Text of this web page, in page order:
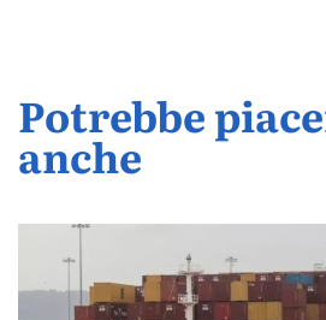
Potrebbe
anche